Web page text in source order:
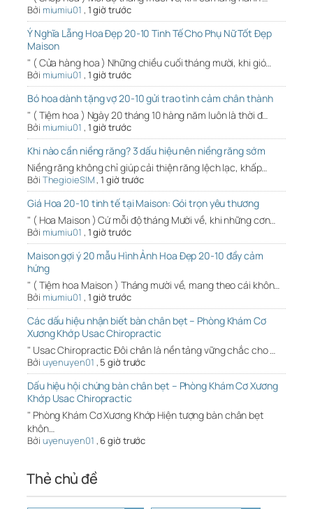
Bởi miumiu01 , 1 giờ trước
Ý Nghĩa Lẵng Hoa Đẹp 20-10 Tinh Tế Cho Phụ Nữ Tốt Đẹp
Maison
" ( Cửa hàng hoa ) Những chiều cuối tháng mười, khi gió…
Bởi miumiu01 , 1 giờ trước
Bó hoa dành tặng vợ 20-10 gửi trao tình cảm chân thành
" ( Tiệm hoa ) Ngày 20 tháng 10 hàng năm luôn là thời đ…
Bởi miumiu01 , 1 giờ trước
Khi nào cần niềng răng? 3 dấu hiệu nên niềng răng sớm
Niềng răng không chỉ giúp cải thiện răng lệch lạc, khấp…
Bởi ThegioieSIM,1 giờ trước
Giá Hoa 20-10 tinh tế tại Maison: Gói trọn yêu thương
" ( Hoa Maison ) Cứ mỗi độ tháng Mười về, khi những cơn…
Bởi miumiu01 , 1 giờ trước
Maison gợi ý 20 mẫu Hình Ảnh Hoa Đẹp 20-10 đầy cảm
hứng
" ( Tiệm hoa Maison ) Tháng mười về, mang theo cái khôn…
Bởi miumiu01 , 1 giờ trước
Các dấu hiệu nhận biết bàn chân bẹt – Phòng Khám Cơ
Xương Khớp Usac Chiropractic
" Usac Chiropractic Đôi chân là nền tảng vững chắc cho …
Bởi uyenuyen01 , 5 giờ trước
Dấu hiệu hội chứng bàn chân bẹt – Phòng Khám Cơ Xương
Khớp Usac Chiropractic
" Phòng Khám Cơ Xương Khớp Hiện tượng bàn chân bẹt
khôn…
Bởi uyenuyen01 , 6 giờ trước
Thẻ chủ đề